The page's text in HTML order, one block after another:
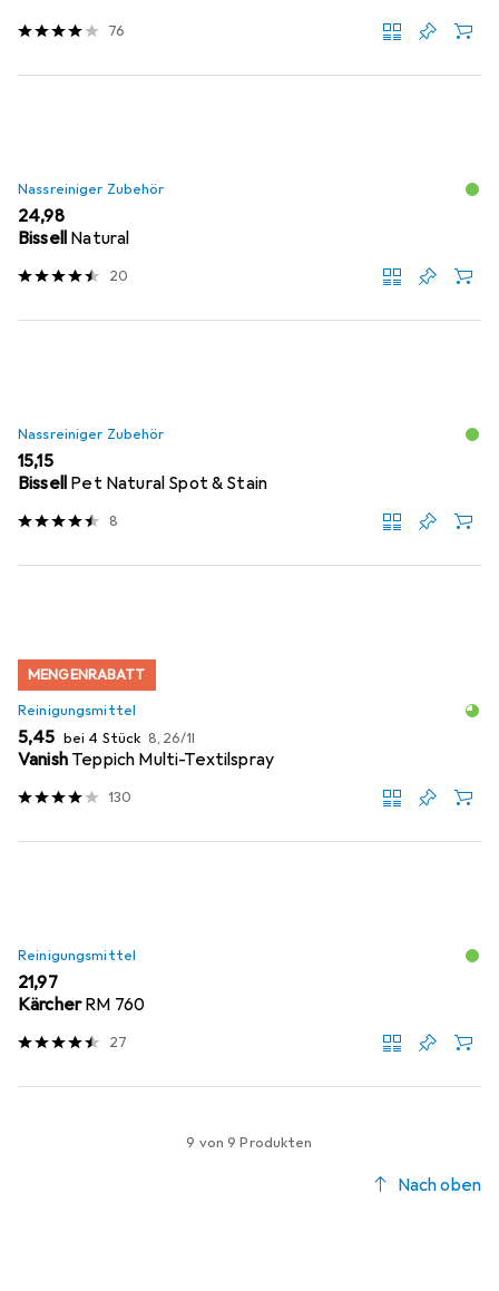
76
Nassreiniger Zubehör
EUR
24,98
Bissell Natural
20
Nassreiniger Zubehör
EUR
15,15
Bissell Pet Natural Spot & Stain
8
MENGENRABATT
Reinigungsmittel
EUR
5,45 bei 4 Stück EUR
8,26/1l
Vanish Teppich Multi-Textilspray
130
Reinigungsmittel
EUR
21,97
KärcherRM 760
27
9 von 9 Produkten
Nach oben